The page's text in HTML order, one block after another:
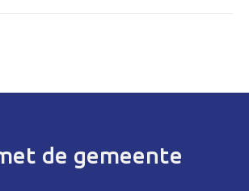
de gemeente